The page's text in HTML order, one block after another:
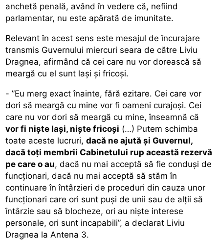
anchetă penală, având în vedere că, nefiind
parlamentar, nu este apărată de imunitate.
Relevant în acest sens este mesajul de încurajare
transmis Guvernului miercuri seara de către Liviu
Dragnea, afirmând că cei care nu vor dorească să
meargă cu el sunt lași și fricoși.
- ”Eu merg exact înainte, fără ezitare. Cei care vor
dori să meargă cu mine vor fi oameni curajoși. Cei
care nu vor dori să meargă cu mine, înseamnă că
vor fi niște lași, niște fricoși (…) Putem schimba
toate aceste lucruri,dacă ne ajută și Guvernul,
dacă toți membrii Cabinetului rup această rezervă
pe care o au, dacă nu mai acceptă să fie conduși de
funcționari, dacă nu mai acceptă să stăm în
continuare în întârzieri de proceduri din cauza unor
funcționari care ori sunt puși de unii sau de alții să
întârzie sau să blocheze, ori au niște interese
personale, ori sunt incapabili”, a declarat Liviu
Dragnea la Antena 3.